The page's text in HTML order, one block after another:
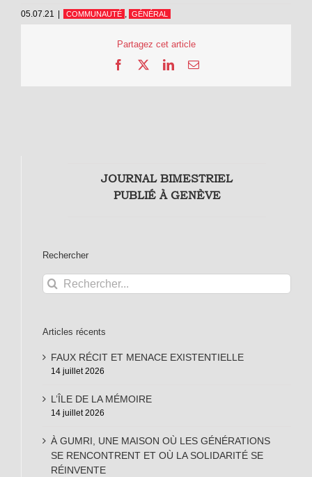
05.07.21 COMMUNAUTÉ , GÉNÉRAL
Partagez cet article
Facebook LinkedInEmail
JOURNAL BIMESTRIEL
PUBLIÉ À GENÈVE
Rechercher
Rechercher:
Articles récents
FAUX RÉCIT ET MENACE EXISTENTIELLE
14 juillet 2026
L’ÎLE DE LA MÉMOIRE
14 juillet 2026
À GUMRI, UNE MAISON OÙ LES GÉNÉRATIONS
SE RENCONTRENT ET OÙ LA SOLIDARITÉ SE
RÉINVENTE